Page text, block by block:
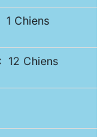
Chiens
12 Chiens